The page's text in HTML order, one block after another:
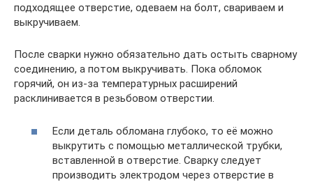
подходящее отверстие, одеваем на болт, свариваем и
выкручиваем.
После сварки нужно обязательно дать остыть сварному
соединению, а потом выкручивать. Пока обломок
горячий, он из-за температурных расширений
расклинивается в резьбовом отверстии.
Если деталь обломана глубоко, то её можно
выкрутить с помощью металлической трубки,
вставленной в отверстие. Сварку следует
производить электродом через отверстие в